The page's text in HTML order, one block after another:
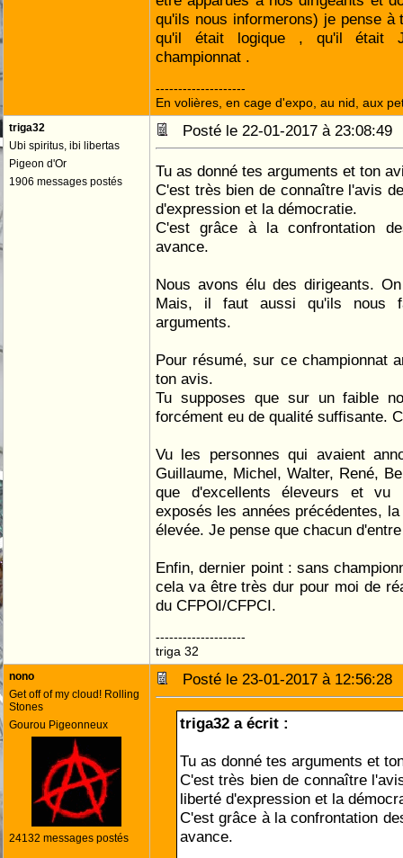
qu'ils nous informerons) je pense à
qu'il était logique , qu'il était
championnat .
--------------------
En volières, en cage d'expo, au nid, aux
triga32
Ubi spiritus, ibi libertas
Pigeon d'Or
1906 messages postés
Posté le 22-01-2017 à
Tu as donné tes arguments et ton
C'est très bien de connaître l'avis
d'expression et la démocratie.
C'est grâce à la confrontation
avance.
Nous avons élu des dirigeants.
Mais, il faut aussi qu'ils nous
arguments.
Pour résumé, sur ce championnat
ton avis.
Tu supposes que sur un faible
forcément eu de qualité suffisante.
Vu les personnes qui avaient
Guillaume, Michel, Walter, René,
que d'excellents éleveurs et vu
exposés les années précédentes,
élevée. Je pense que chacun
Enfin, dernier point : sans
cela va être très dur pour moi de
du CFPOI/CFPCI.
--------------------
triga 32
nono
Get off of my cloud! Rolling
Stones
Gourou Pigeonneux
24132 messages postés
Posté le 23-01-2017 à
triga32 a écrit :
Tu as donné tes arguments et
C'est très bien de connaître
liberté d'expression et la
C'est grâce à la confrontation
avance.